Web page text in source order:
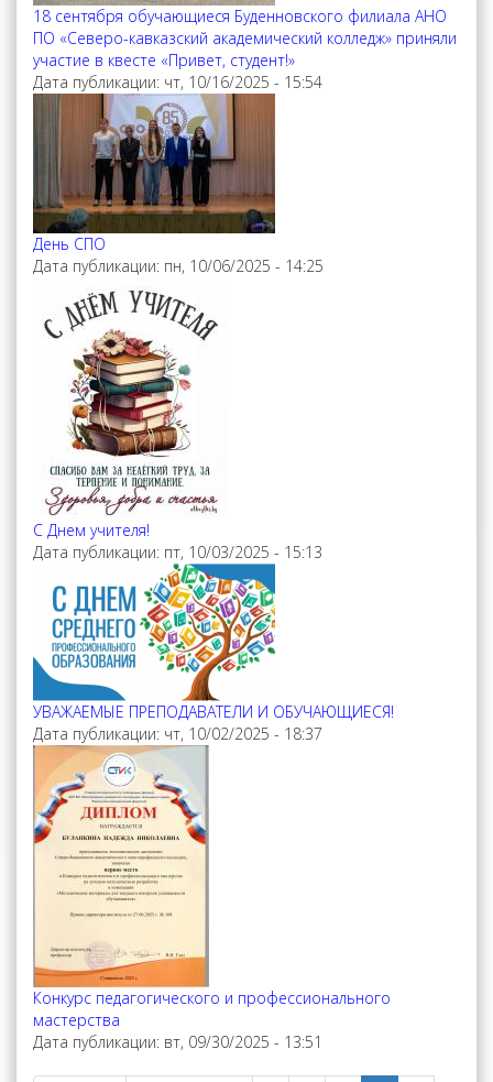
18 сентября обучающиеся Буденновского филиала АНО
ПО «Северо-кавказский академический колледж» приняли
участие в квесте «Привет, студент!»
Дата публикации: чт, 10/16/2025 - 15:54
День СПО
Дата публикации: пн, 10/06/2025 - 14:25
С Днем учителя!
Дата публикации: пт, 10/03/2025 - 15:13
УВАЖАЕМЫЕ ПРЕПОДАВАТЕЛИ И ОБУЧАЮЩИЕСЯ!
Дата публикации: чт, 10/02/2025 - 18:37
Конкурс педагогического и профессионального
мастерства
Дата публикации: вт, 09/30/2025 - 13:51